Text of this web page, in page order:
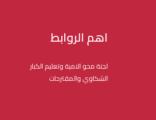
اهم الروابط
لجنة محو الامية وتعليم الكبار
الشكاوي والمقترحات